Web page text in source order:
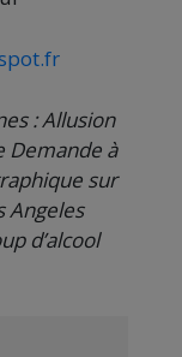
: Allusion
Demande à
sur
Angeles
d’alcool